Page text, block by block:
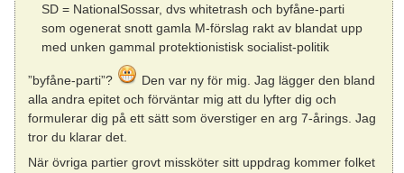
SD = NationalSossar, dvs whitetrash och byfåne-parti
som ogenerat snott gamla M-förslag rakt av blandat upp
med unken gammal protektionistisk socialist-politik
”byfåne-parti”?
Den var ny för mig. Jag lägger den bland
alla andra epitet och förväntar mig att du lyfter dig och
formulerar dig på ett sätt som överstiger en arg 7-årings. Jag
tror du klarar det.
När övriga partier grovt missköter sitt uppdrag kommer folket